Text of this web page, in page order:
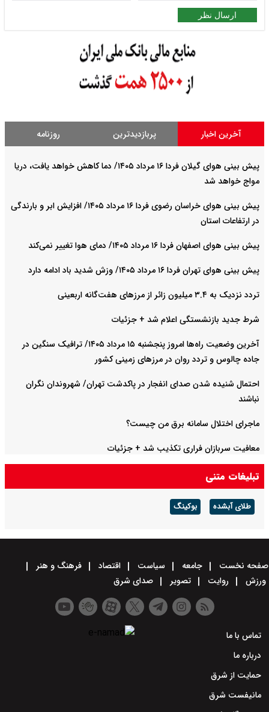
ارسال نظر
آخرین اخبار پربازدیدترین روزنامه
پیش بینی هوای گیلان فردا ۱۶ مرداد ۱۴۰۵/ دما کاهش خواهد یافت، دریا
مواج خواهد شد
پیش بینی هوای خراسان رضوی فردا ۱۶ مرداد ۱۴۰۵/ افزایش ابر و بارندگی
در ارتفاعات استان
پیش بینی هوای اصفهان فردا ۱۶ مرداد ۱۴۰۵/ دمای هوا تغییر نمی‌کند
پیش بینی هوای تهران فردا ۱۶ مرداد ۱۴۰۵/ وزش شدید باد ادامه دارد
تردد نزدیک به ۳.۴ میلیون زائر از مرزهای هفت‌گانه اربعینی
شرط جدید بازنشستگی اعلام شد + جزئیات
آخرین وضعیت راه‌ها امروز پنجشنبه ۱۵ مرداد ۱۴۰۵/ ترافیک سنگین در
جاده چالوس و تردد روان در مرزهای زمینی کشور
احتمال شنیده شدن صدای انفجار در پاکدشت تهران/ شهروندان نگران
نباشند
ماجرای اختلال سامانه برق من چیست؟
معافیت سربازان فراری تکذیب شد + جزئیات
تبلیغات متنی
طلای آبشده بوکینگ
صفحه نخست جامعه سیاست اقتصاد
فرهنگ و هنر
ورزش
روایت تصویر صدای شرق
تماس با ما
درباره ما
حمایت از شرق
مانیفست شرق